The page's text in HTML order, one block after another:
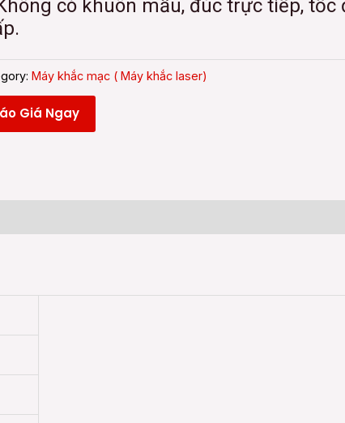
có khuôn mẫu, đúc trực tiếp, tốc
Máy khắc mạc ( Máy khắc laser)
Giá Ngay